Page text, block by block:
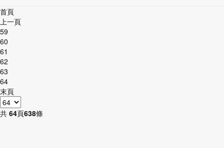
首頁
上一頁
59
60
61
62
63
64
末頁
共 64頁638條